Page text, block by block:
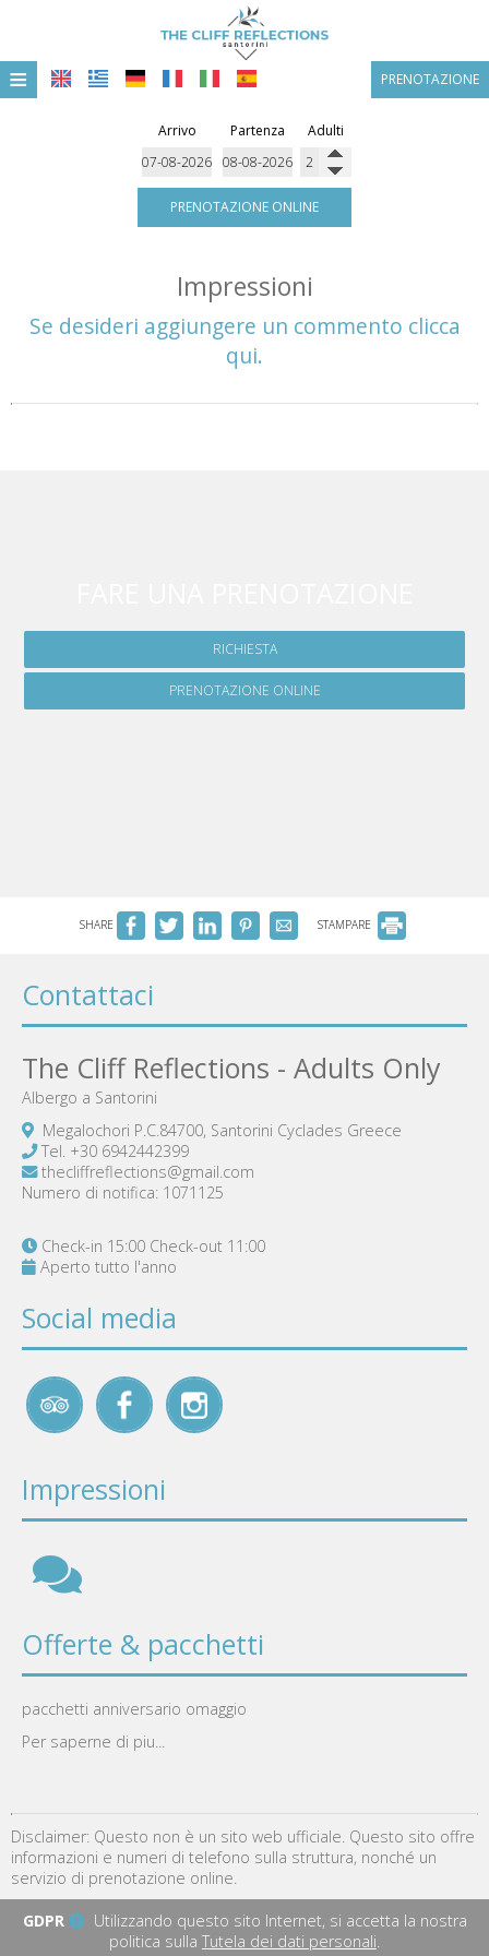
≡ PRENOTAZIONE
GALLERIA FOTOGRAFICA
OFFERTE & PACCHETTI
Arrivo Partenza Adulti
PRENOTAZIONE ONLINE
Impressioni
Se desideri aggiungere un commento clicca
qui.
RICHIESTA
PRENOTAZIONE ONLINE
SHARE STAMPARE
Contattaci
The Cliff Reflections - Adults Only
Albergo a Santorini
Megalochori P.C.84700, Santorini Cyclades Greece
Tel. +30 6942442399
thecliffreflections@gmail.com
Numero di notifica: 1071125
Check-in 15:00 Check-out 11:00
Aperto tutto l'anno
Social media
Impressioni
Offerte & pacchetti
pacchetti anniversario omaggio
Per saperne di piu...
Disclaimer: Questo non è un sito web ufficiale. Questo sito offre
informazioni e numeri di telefono sulla struttura, nonché un
servizio di prenotazione online.
GDPR
Utilizzando questo sito Internet, si accetta la nostra
politica sulla Tutela dei dati personali.